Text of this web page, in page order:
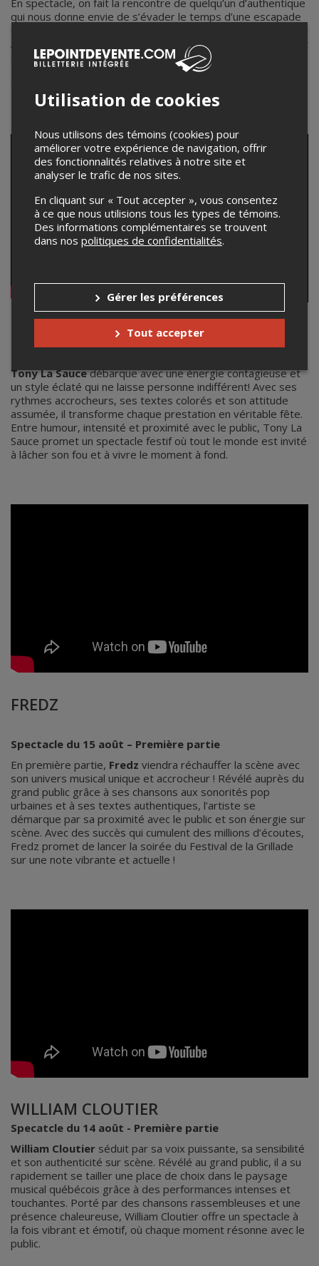
En spectacle, on fait la rencontre de quelqu’un d’authentique
qui nous donne envie de s’évader le temps d’une escapade
Au volant de sa guitare, elle continue de «taper sa trail» avec
son folk’n’roll. Elle vous raconte des histoires et vous
entraîne dans ses aventures parsemées d’humour et de
TONY LA SAUCE
Tony La Saucedébarque avec une énergie contagieuse et
un style éclaté qui ne laisse personne indifférent! Avec ses
rythmes accrocheurs, ses textes colorés et son attitude
assumée, il transforme chaque prestation en véritable fête.
Entre humour, intensité et proximité avec le public, Tony La
Sauce promet un spectacle festif où tout le monde est invité
à lâcher son fou et à vivre le moment à fond.
FREDZ
Spectacle du 15 août – Première partie
En première partie, Fredz viendra réchauffer la scène avec
son univers musical unique et accrocheur ! Révélé auprès du
grand public grâce à ses chansons aux sonorités pop
urbaines et à ses textes authentiques, l’artiste se
démarque par sa proximité avec le public et son énergie sur
scène. Avec des succès qui cumulent des millions d’écoutes,
Fredz promet de lancer la soirée du Festival de la Grillade
sur une note vibrante et actuelle !
WILLIAM CLOUTIER
Specatcle du 14 août - Première partie
William Cloutier séduit par sa voix puissante, sa sensibilité
et son authenticité sur scène. Révélé au grand public, il a su
rapidement se tailler une place de choix dans le paysage
musical québécois grâce à des performances intenses et
touchantes. Porté par des chansons rassembleuses et une
présence chaleureuse, William Cloutier offre un spectacle à
la fois vibrant et émotif, où chaque moment résonne avec le
public.
Utilisation de cookies
Nous utilisons des témoins (cookies) pour
améliorer votre expérience de navigation, offrir
des fonctionnalités relatives à notre site et
analyser le trafic de nos sites.
En cliquant sur « Tout accepter », vous consentez
à ce que nous utilisions tous les types de témoins.
Des informations complémentaires se trouvent
dans nos politiques de confidentialités.
Gérer les préférences
Tout accepter